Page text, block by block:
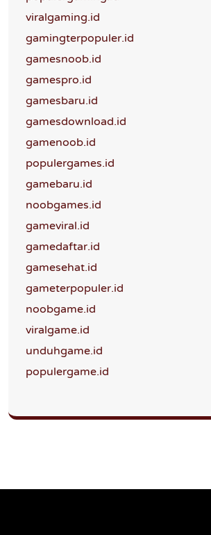
viralgaming.id
gamingterpopuler.id
gamesnoob.id
gamespro.id
gamesbaru.id
gamesdownload.id
gamenoob.id
populergames.id
gamebaru.id
noobgames.id
gameviral.id
gamedaftar.id
gamesehat.id
gameterpopuler.id
noobgame.id
viralgame.id
unduhgame.id
populergame.id